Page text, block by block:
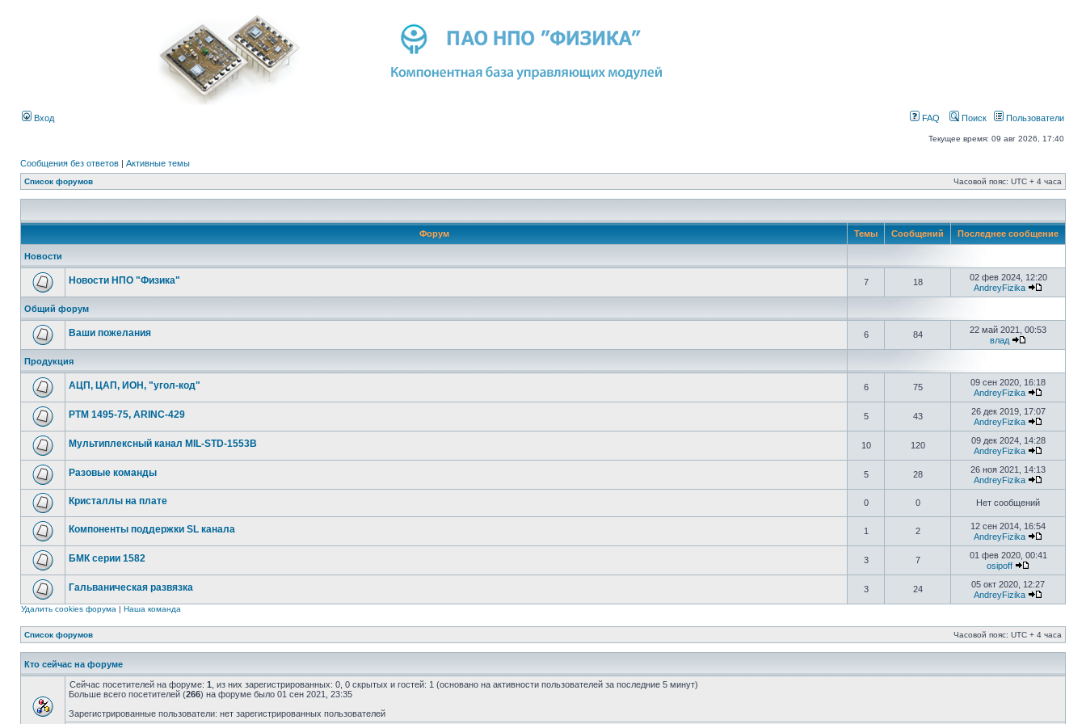
Вход FAQ Поиск Пользователи
Текущее время: 09 авг 2026, 17:40
Сообщения без ответов | Активные темы
Список форумов Часовой пояс: UTC + 4 часа
Форум Темы Сообщений Последнее сообщение
Новости
Новости НПО "Физика" 7 18
02 фев 2024, 12:20
AndreyFizika
Общий форум
Ваши пожелания 6 84
22 май 2021, 00:53
влад
Продукция
АЦП, ЦАП, ИОН, "угол-код" 6 75
09 сен 2020, 16:18
AndreyFizika
РТМ 1495-75, ARINC-429 5 43
26 дек 2019, 17:07
AndreyFizika
Мультиплексный канал MIL-STD-1553B 10 120
09 дек 2024, 14:28
AndreyFizika
Разовые команды 5 28
26 ноя 2021, 14:13
AndreyFizika
Кристаллы на плате 0 0 Нет сообщений
Компоненты поддержки SL канала 1 2
12 сен 2014, 16:54
AndreyFizika
БМК серии 1582 3 7
01 фев 2020, 00:41
osipoff
Гальваническая развязка 3 24
05 окт 2020, 12:27
AndreyFizika
Удалить cookies форума | Наша команда
Список форумов Часовой пояс: UTC + 4 часа
Кто сейчас на форуме
Сейчас посетителей на форуме: 1 , из них зарегистрированных: 0, 0 скрытых и гостей: 1 (основано на активности пользователей за последние 5 минут)
Больше всего посетителей (266) на форуме было 01 сен 2021, 23:35
Зарегистрированные пользователи: нет зарегистрированных пользователей